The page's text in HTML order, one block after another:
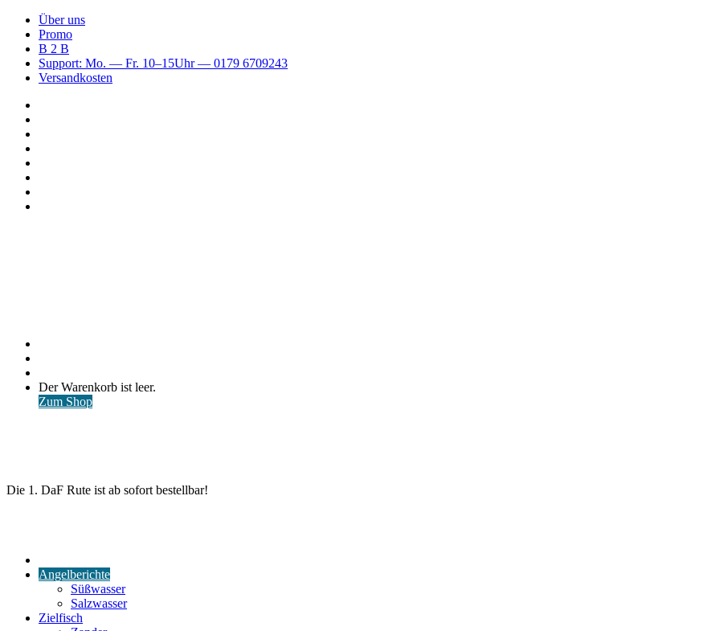
Über uns
Promo
B 2 B
Support: Mo. — Fr. 10–15Uhr — 0179 6709243
Versandkosten
Warenkorb
ansehen
Der Warenkorb ist leer.
Zum Shop
Die 1. DaF Rute ist ab sofort bestellbar!
Angelberichte
Süßwasser
Salzwasser
Zielfisch